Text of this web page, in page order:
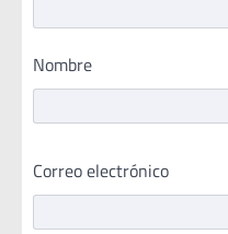
Nombre
Correo electrónico